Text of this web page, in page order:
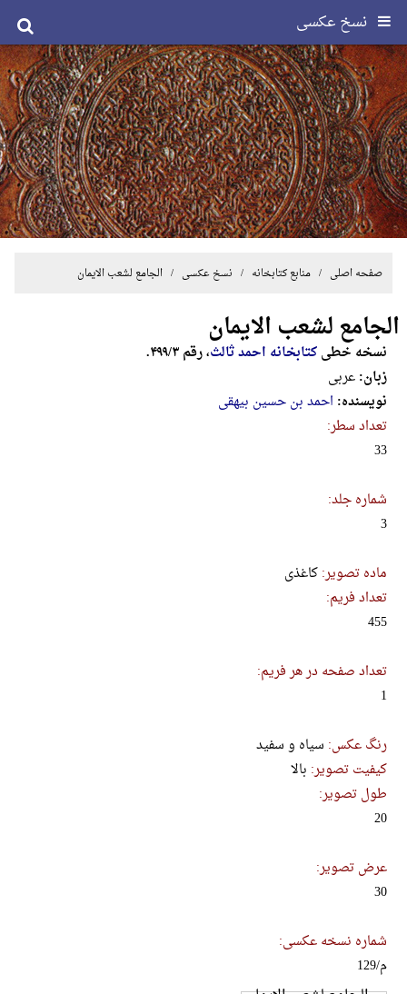
نسخ عکسی
صفحه اصلی / منابع کتابخانه / نسخ عکسی / الجامع لشعب الایمان
الجامع لشعب الایمان
نسخه خطیکتابخانه احمد ثالث، رقم ۴۹۹/۳.
زبان:عربی
نویسنده: احمد بن حسین بیهقی
تعداد سطر:
33
شماره جلد:
3
ماده تصویر:کاغذی
تعداد فریم:
455
تعداد صفحه در هر فریم:
1
رنگ عکس: سیاه و سفید
کیفیت تصویر: بالا
طول تصویر:
20
عرض تصویر:
30
شماره نسخه عکسی:
م/129